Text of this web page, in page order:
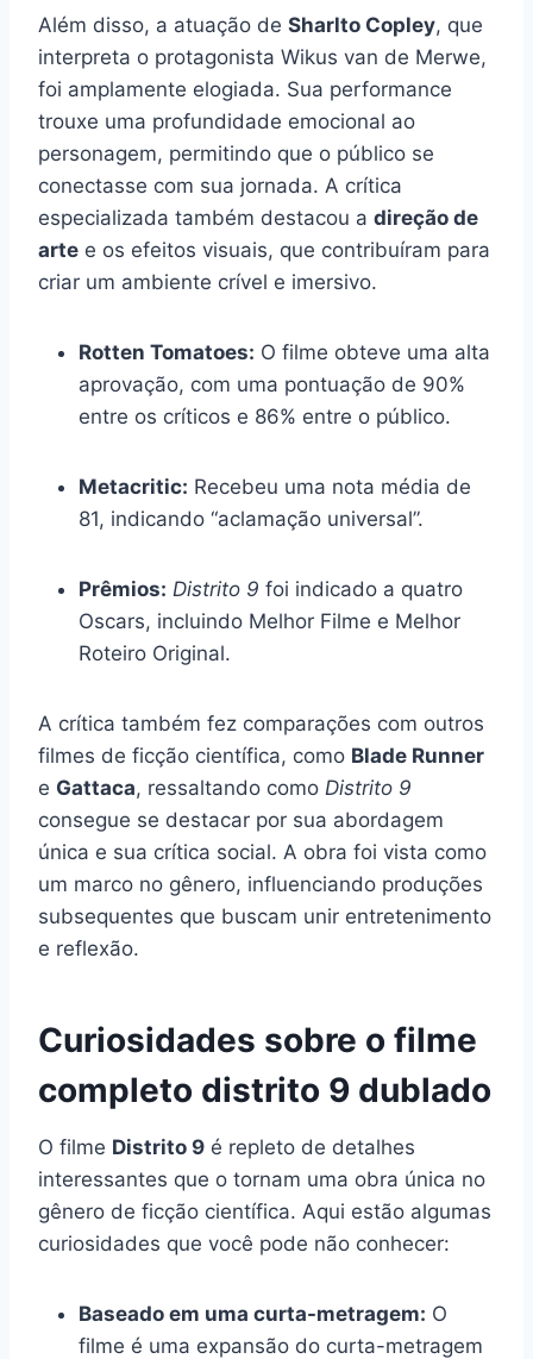
Além disso, a atuação de Sharlto Copley, que
interpreta o protagonista Wikus van de Merwe,
foi amplamente elogiada. Sua performance
trouxe uma profundidade emocional ao
personagem, permitindo que o público se
conectasse com sua jornada. A crítica
especializada também destacou a direção de
arte e os efeitos visuais, que contribuíram para
criar um ambiente crível e imersivo.
Rotten Tomatoes: O filme obteve uma alta
aprovação, com uma pontuação de 90%
entre os críticos e 86% entre o público.
Metacritic: Recebeu uma nota média de
81, indicando “aclamação universal”.
Prêmios: Distrito 9 foi indicado a quatro
Oscars, incluindo Melhor Filme e Melhor
Roteiro Original.
A crítica também fez comparações com outros
filmes de ficção científica, como Blade Runner
e Gattaca, ressaltando como Distrito 9
consegue se destacar por sua abordagem
única e sua crítica social. A obra foi vista como
um marco no gênero, influenciando produções
subsequentes que buscam unir entretenimento
e reflexão.
Curiosidades sobre o filme
completo distrito 9 dublado
O filme Distrito 9 é repleto de detalhes
interessantes que o tornam uma obra única no
gênero de ficção científica. Aqui estão algumas
curiosidades que você pode não conhecer:
Baseado em uma curta-metragem: O
filme é uma expansão do curta-metragem